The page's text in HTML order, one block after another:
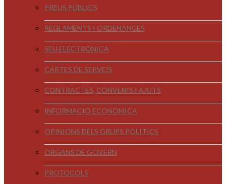
PREUS PÚBLICS
REGLAMENTS I ORDENANCES
SEU ELECTRÒNICA
CARTES DE SERVEIS
CONTRACTES, CONVENIS I AJUTS
INFORMACIÓ ECONÒMICA
OPINIONS DELS GRUPS POLÍTICS
ÒRGANS DE GOVERN
PROTOCOLS